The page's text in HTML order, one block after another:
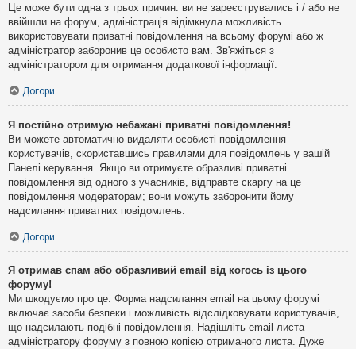
Це може бути одна з трьох причин: ви не зареєструвались і / або не
ввійшли на форум, адміністрація відімкнула можливість
використовувати приватні повідомлення на всьому форумі або ж
адміністратор заборонив це особисто вам. Зв'яжіться з
адміністратором для отримання додаткової інформації.
Догори
Я постійно отримую небажані приватні повідомлення!
Ви можете автоматично видаляти особисті повідомлення
користувачів, скориставшись правилами для повідомлень у вашій
Панелі керування. Якщо ви отримуєте образливі приватні
повідомлення від одного з учасників, відправте скаргу на це
повідомлення модераторам; вони можуть заборонити йому
надсилання приватних повідомлень.
Догори
Я отримав спам або образливий email від когось із цього
форуму!
Ми шкодуємо про це. Форма надсилання email на цьому форумі
включає засоби безпеки і можливість відслідковувати користувачів,
що надсилають подібні повідомлення. Надішліть email-листа
адміністратору форуму з повною копією отриманого листа. Дуже